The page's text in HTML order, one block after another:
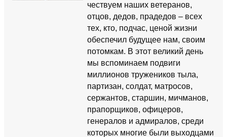
чествуем наших ветеранов,
отцов, дедов, прадедов – всех
тех, кто, подчас, ценой жизни
обеспечил будущее нам, своим
потомкам. В этот великий день
мы вспоминаем подвиги
миллионов тружеников тыла,
партизан, солдат, матросов,
сержантов, старшин, мичманов,
прапорщиков, офицеров,
генералов и адмиралов, среди
которых многие были выходцами